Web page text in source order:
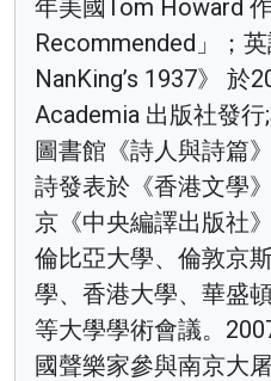
年美國Tom Howard
Recommended」；
NanKing’s 1937》 於
Academia 出版社發
圖書館《詩人與詩篇
詩發表於《香港文學
京《中央編譯出版社
倫比亞大學、倫敦京
學、香港大學、華盛
等大學學術會議。
國聲樂家參與南京大